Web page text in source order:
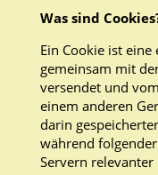
Was sind
Ein Cookie ist
gemeinsam mit
versendet und
einem anderen
darin
während
Servern